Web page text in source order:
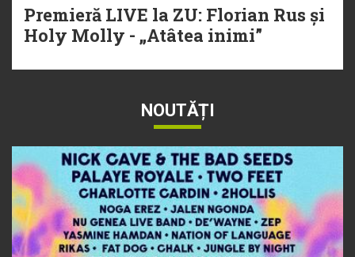
Premieră LIVE la ZU: Florian Rus și
Holy Molly - „Atâtea inimi”
NOUTĂȚI